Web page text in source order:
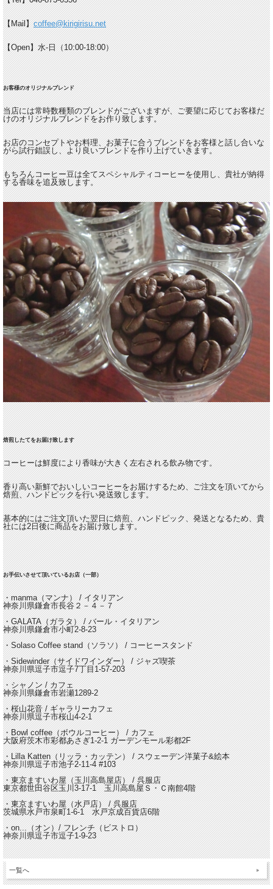
【Mail】coffee@kirigirisu.net
【Open】水-日（10:00-18:00）
お客様のオリジナルブレンド
当店には常時数種類のブレンドがございますが、ご要望に応じてお客様だ
けのオリジナルブレンドをお作り致します。
お店のコンセプトやお料理、お菓子に合うブレンドをお客様と話し合いな
がら試行錯誤し、より良いブレンドを作り上げていきます。
もちろんコーヒー豆は全てスペシャルティコーヒーを使用し、貴社が納得
する香味を追及致します。
焙煎したてをお届け致します
コーヒーは鮮度により香味が大きく左右される飲み物です。
香り高い新鮮でおいしいコーヒーをお届けするため、ご注文を頂いてから
焙煎、ハンドピックを行い発送致します。
基本的にはご注文頂いた翌日に焙煎、ハンドピック、発送となるため、貴
社には2日後に商品をお届け致します。
お手伝いさせて頂いているお店（一部）
・manma（マンナ） / イタリアン
神奈川県鎌倉市長谷２－４－７
・GALATA（ガラタ） / バール・イタリアン
神奈川県鎌倉市小町2-8-23
・Solaso Coffee stand（ソラソ） / コーヒースタンド
・Sidewinder（サイドワインダー） / ジャズ喫茶
神奈川県逗子市逗子7丁目1-57-203
・シャノン / カフェ
神奈川県鎌倉市岩瀬1289-2
・桜山花音 / ギャラリーカフェ
神奈川県逗子市桜山4-2-1
・Bowl coffee（ボウルコーヒー） / カフェ
大阪府茨木市彩都あさぎ1-2-1 ガーデンモール彩都2F
・Lilla Katten（リッラ・カッテン） / スウェーデン洋菓子&絵本
神奈川県逗子市池子2-11-4 #103
・東京ますいわ屋（玉川高島屋店） / 呉服店
東京都世田谷区玉川3-17-1 玉川高島屋Ｓ・Ｃ南館4階
・東京ますいわ屋（水戸店） / 呉服店
茨城県水戸市泉町1-6-1 水戸京成百貨店6階
・on...（オン）/ フレンチ（ビストロ）
神奈川県逗子市逗子1-9-23
一覧へ